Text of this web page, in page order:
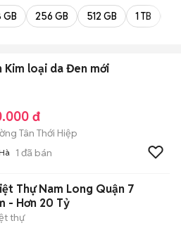
GB 256 GB 512 GB 1 TB
Kim loại da Đen mới
đ
Tân Thới Hiệp
1 đã bán
Thự Nam Long Quận 7
- Hơn 20 Tỷ
thự